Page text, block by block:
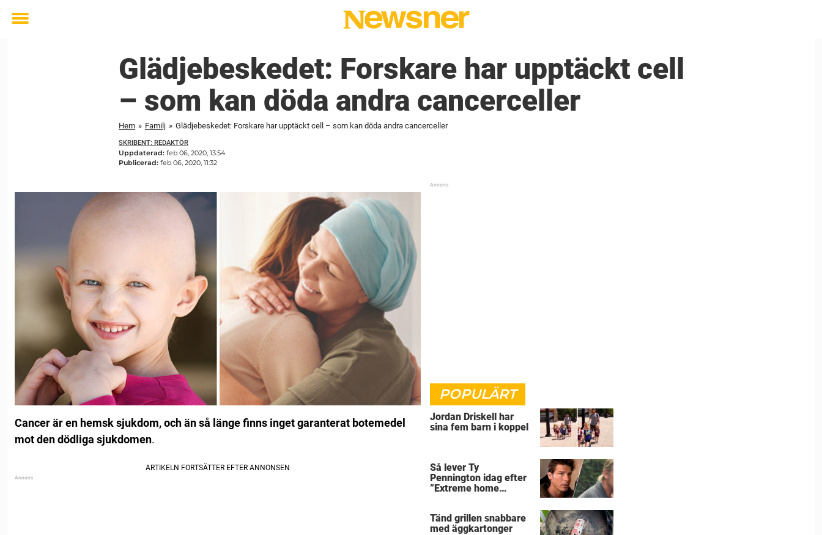
Toggle
Glädjebeskedet: Forskare har upptäckt cell
– som kan döda andra cancerceller
Hem » Familj » Glädjebeskedet: Forskare har upptäckt cell – som kan döda andra cancerceller
SKRIBENT: REDAKTÖR
Uppdaterad: feb 06, 2020, 13:54
Publicerad: feb 06, 2020, 11:32
Cancer är en hemsk sjukdom, och än så länge finns inget garanterat botemedel
mot den dödliga sjukdomen.
POPULÄRT
Jordan Driskell har
sina fem barn i koppel
Så lever Ty
Pennington idag efter
”Extreme home
Tänd grillen snabbare
med äggkartonger